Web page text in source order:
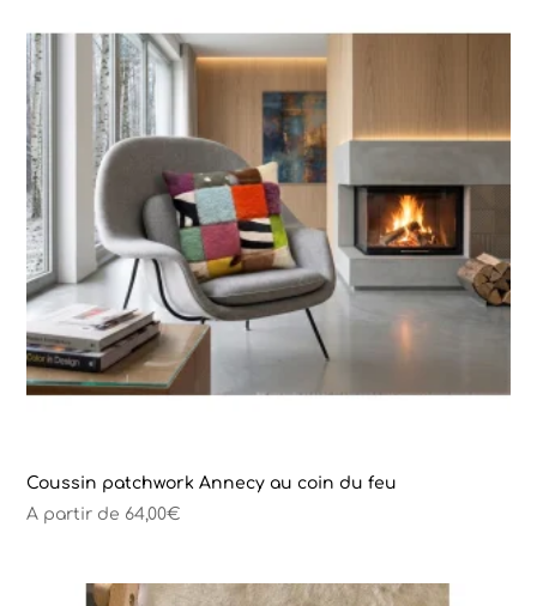
Coussin patchwork Annecy au coin du feu
A partir de 64,00€